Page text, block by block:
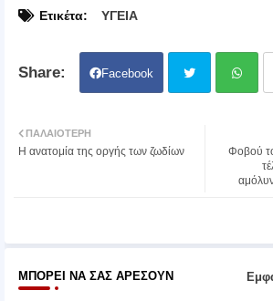
Ετικέτα: ΥΓΕΙΑ
Facebook
ter atsa
Φοβού
ΠΑΛΑΙΌΤΕΡΗ
Η ανατομία της οργής των ζωδίων
ΜΠΟΡΕΊ ΝΑ ΣΑΣ ΑΡΈΣΟΥΝ